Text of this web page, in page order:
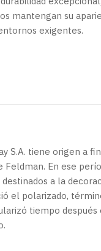
mantengan su
exigentes.
S.A. tiene origen a
Feldman. En ese
a la
el polarizado,
tiempo